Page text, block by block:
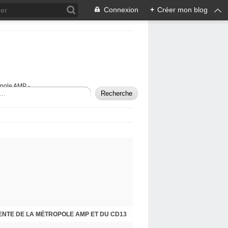
Connexion + Créer mon blog
AMP -
DE LA MÉTROPOLE AMP ET DU CD13
APRÈS LA DÉAMBULATION CYCLABLE, LETTRE DE RAMDAM, FNE PACA ET VÉLOS EN VILLE À MONSIEUR LE PRÉFET DE POLICE ...